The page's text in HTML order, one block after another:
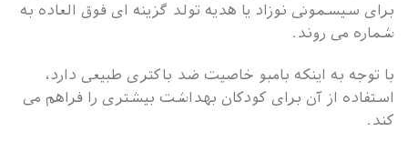
برای سیسمونی نوزاد یا هدیه تولد گزینه ای فوق العاده به
شماره می روند.
با توجه به اینکه بامبو خاصیت ضد باکتری طبیعی دارد،
استفاده از آن برای کودکان بهداشت بیشتری را فراهم می
کند.